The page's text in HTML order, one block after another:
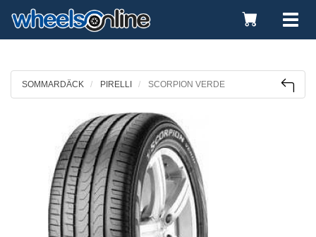
Toggle
Cart
SOMMARDÄCK PIRELLI SCORPION VERDE